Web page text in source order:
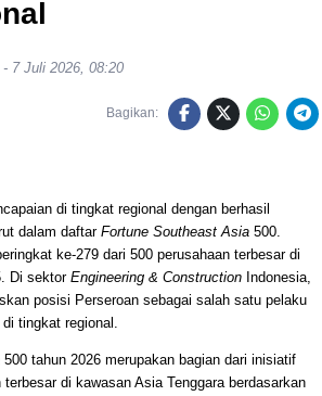
- 7 Juli 2026, 08:20
Bagikan:
di tingkat regional dengan berhasil
dalam daftar Fortune Southeast Asia 500.
ke-279 dari 500 perusahaan terbesar di
Di sektorEngineering & Construction Indonesia,
posisi Perseroan sebagai salah satu pelaku
tingkat regional.
500 tahun 2026 merupakan bagian dari inisiatif
di kawasan Asia Tenggara berdasarkan